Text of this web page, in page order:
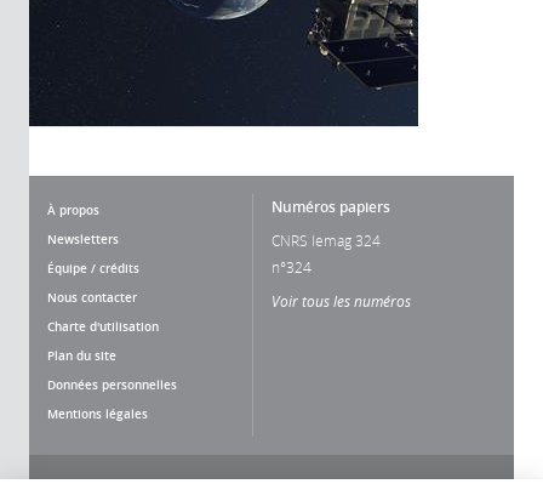
À propos
Newsletters
Équipe / crédits
Nous contacter
Charte d'utilisation
Plan du site
Données personnelles
Mentions légales
Numéros papiers
CNRS lemag 324
n°324
Voir tous les numéros